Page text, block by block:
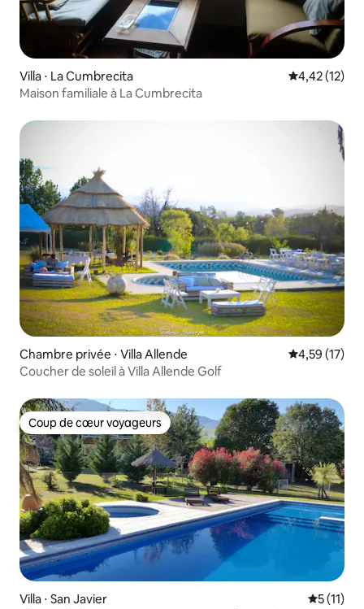
Villa ⋅ La Cumbrecita Évaluation
4,42 (12)
Maison familiale à La Cumbrecita
Chambre privée ⋅ Villa Allende Évaluation
4,59 (17)
Coucher de soleil à Villa Allende Golf
Coup de cœur voyageurs
Coup de cœur voyageurs
Villa ⋅ San Javier
5 (11)